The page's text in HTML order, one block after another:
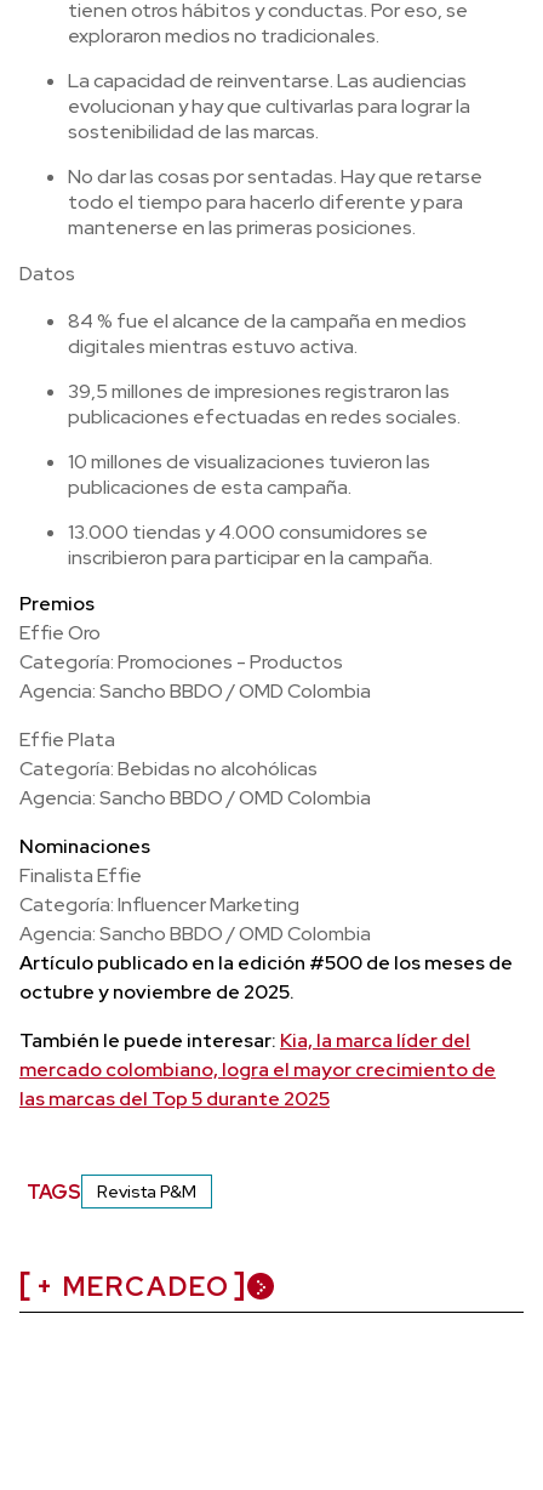
tienen otros hábitos y conductas. Por eso, se
exploraron medios no tradicionales.
La capacidad de reinventarse. Las audiencias
evolucionan y hay que cultivarlas para lograr la
sostenibilidad de las marcas.
No dar las cosas por sentadas. Hay que retarse
todo el tiempo para hacerlo diferente y para
mantenerse en las primeras posiciones.
Datos
84 % fue el alcance de la campaña en medios
digitales mientras estuvo activa.
39,5 millones de impresiones registraron las
publicaciones efectuadas en redes sociales.
10 millones de visualizaciones tuvieron las
publicaciones de esta campaña.
13.000 tiendas y 4.000 consumidores se
inscribieron para participar en la campaña.
Premios
Effie Oro
Categoría: Promociones - Productos
Agencia: Sancho BBDO / OMD Colombia
Effie Plata
Categoría: Bebidas no alcohólicas
Agencia: Sancho BBDO / OMD Colombia
Nominaciones
Finalista Effie
Categoría: Influencer Marketing
Agencia: Sancho BBDO / OMD Colombia
Artículo publicado en la edición #500 de los meses de
octubre y noviembre de 2025.
También le puede interesar: Kia, la marca líder del
mercado colombiano, logra el mayor crecimiento de
las marcas del Top 5 durante 2025
TAGS Revista P&M
+ MERCADEO